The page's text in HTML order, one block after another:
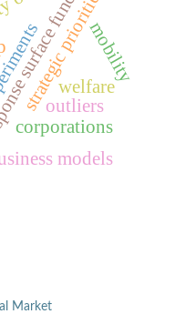
function
corporations
models
strategic priorities
welfare
mobility
outliers
Market